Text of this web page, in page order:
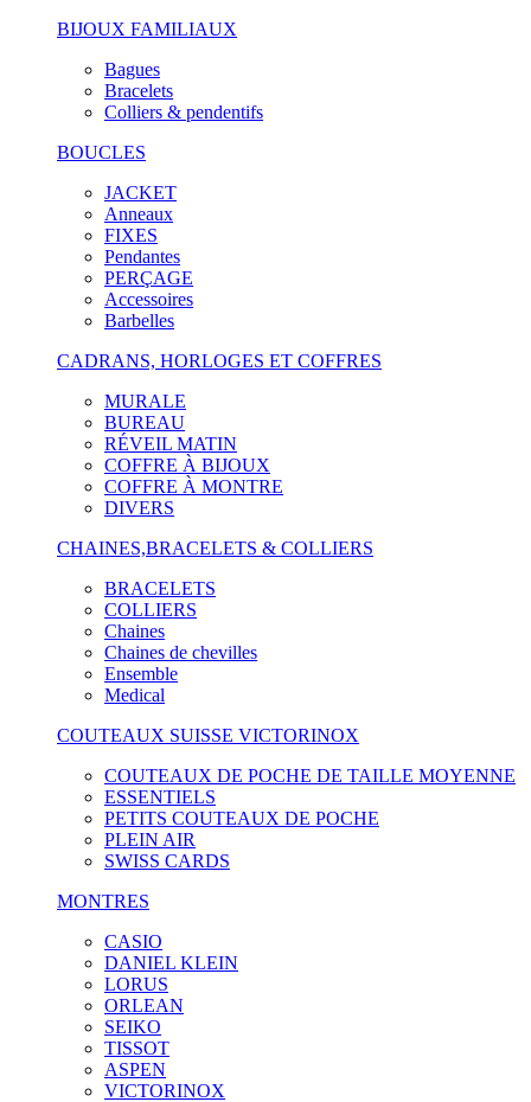
BIJOUX FAMILIAUX
Bagues
Bracelets
Colliers & pendentifs
BOUCLES
JACKET
Anneaux
FIXES
Pendantes
PERÇAGE
Accessoires
Barbelles
CADRANS, HORLOGES ET COFFRES
MURALE
BUREAU
RÉVEIL MATIN
COFFRE À BIJOUX
COFFRE À MONTRE
DIVERS
CHAINES,BRACELETS & COLLIERS
BRACELETS
COLLIERS
Chaines
Chaines de chevilles
Ensemble
Medical
COUTEAUX SUISSE VICTORINOX
COUTEAUX DE POCHE DE TAILLE MOYENNE
ESSENTIELS
PETITS COUTEAUX DE POCHE
PLEIN AIR
SWISS CARDS
MONTRES
CASIO
DANIEL KLEIN
LORUS
ORLEAN
SEIKO
TISSOT
ASPEN
VICTORINOX